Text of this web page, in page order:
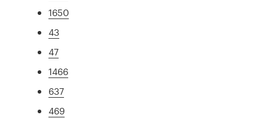
1650
43
47
1466
637
469